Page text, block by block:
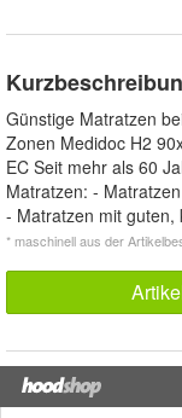
Günstige Matratzen
Zonen Medidoc H2
EC Seit mehr als 60
Matratzen: -
- Matratzen mit guten,
* maschinell aus der